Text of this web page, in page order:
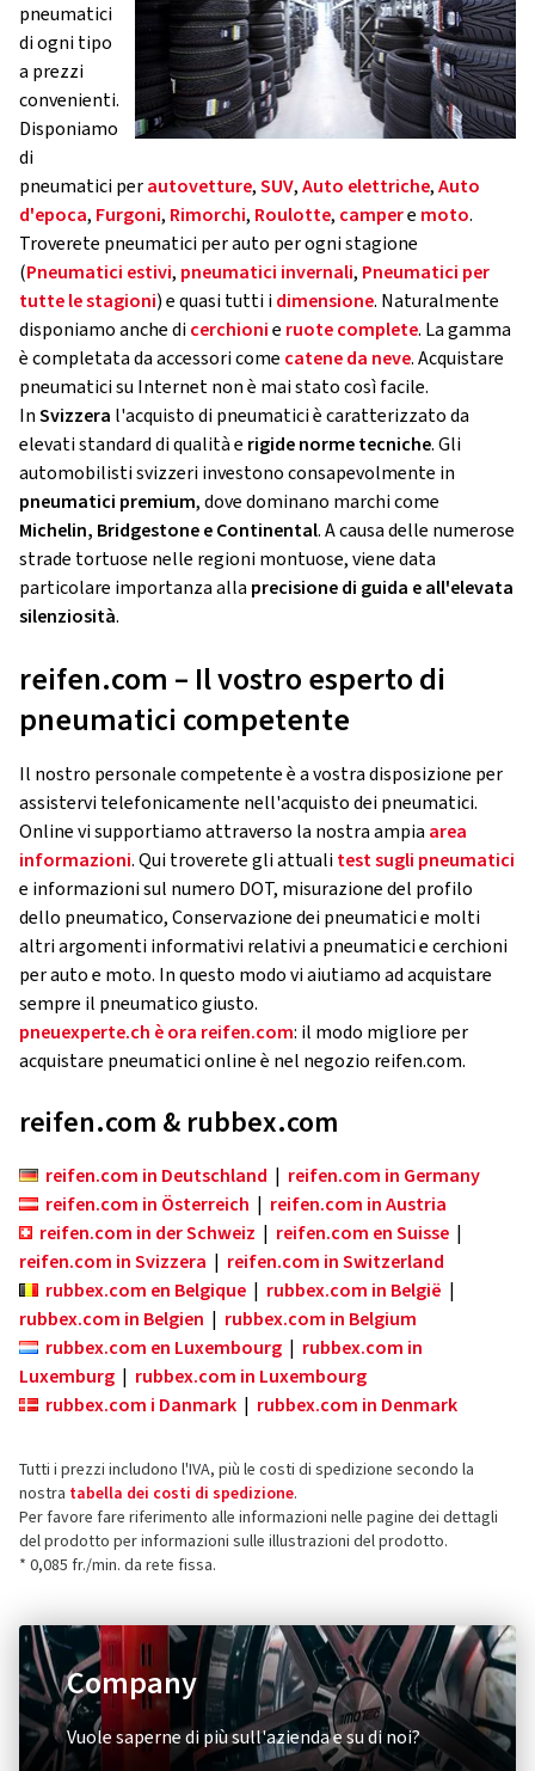
pneumatici
di ogni tipo
a prezzi
convenienti.
Disponiamo
di
pneumatici perautovetture,SUV,Auto elettriche,Auto
d'epoca, Furgoni, Rimorchi, Roulotte, campere moto.
Troverete pneumatici per auto per ogni stagione
(Pneumatici estivi, pneumatici invernali, Pneumatici per
tutte le stagioni) e quasi tutti idimensione. Naturalmente
disponiamo anche dicerchionie ruote complete. La gamma
è completata da accessori come catene da neve. Acquistare
pneumatici su Internet non è mai stato così facile.
InSvizzera l'acquisto di pneumatici è caratterizzato da
elevati standard di qualità e rigide norme tecniche. Gli
automobilisti svizzeri investono consapevolmente in
pneumatici premium, dove dominano marchi come
Michelin, Bridgestone e Continental. A causa delle numerose
strade tortuose nelle regioni montuose, viene data
particolare importanza alla precisione di guida e all'elevata
silenziosità.
reifen.com – Il vostro esperto di
pneumatici competente
Il nostro personale competente è a vostra disposizione per
assistervi telefonicamente nell'acquisto dei pneumatici.
Online vi supportiamo attraverso la nostra ampia area
informazioni. Qui troverete gli attualitest sugli pneumatici
e informazioni sul numero DOT, misurazione del profilo
dello pneumatico, Conservazione dei pneumatici e molti
altri argomenti informativi relativi a pneumatici e cerchioni
per auto e moto. In questo modo vi aiutiamo ad acquistare
sempre il pneumatico giusto.
pneuexperte.ch è ora reifen.com: il modo migliore per
acquistare pneumatici online è nel negozio reifen.com.
reifen.com & rubbex.com
reifen.com in Deutschland | reifen.com in Germany
reifen.com in Österreich | reifen.com in Austria
reifen.com in der Schweiz | reifen.com en Suisse |
reifen.com in Svizzera | reifen.com in Switzerland
rubbex.com en Belgique | rubbex.com in België |
rubbex.com in Belgien | rubbex.com in Belgium
rubbex.com en Luxembourg | rubbex.com in
Luxemburg | rubbex.com in Luxembourg
rubbex.com i Danmark | rubbex.com in Denmark
Tutti i prezzi includono l'IVA, più le costi di spedizione secondo la
nostra tabella dei costi di spedizione.
Per favore fare riferimento alle informazioni nelle pagine dei dettagli
del prodotto per informazioni sulle illustrazioni del prodotto.
* 0,085 fr./min. da rete fissa.
Company
Vuole saperne di più sull'azienda e su di noi?